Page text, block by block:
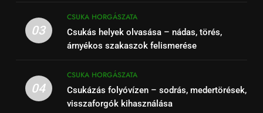
03
CSUKA HORGÁSZATA
Csukás helyek olvasása – nádas, törés,
árnyékos szakaszok felismerése
04
CSUKA HORGÁSZATA
Csukázás folyóvízen – sodrás, medertörések,
visszaforgók kihasználása